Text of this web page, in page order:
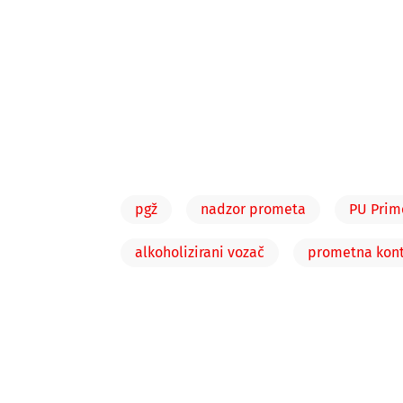
pgž nadzor prometa PU
alkoholizirani vozač prometna